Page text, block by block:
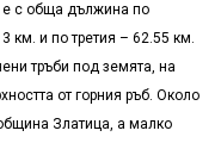
е с обща дължина по
км. и по третия – 62.55 км.
тръби под земята, на
от горния ръб. Около
Златица, а малко